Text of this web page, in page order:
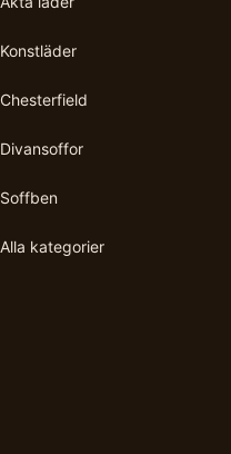
Konstläder
Chesterfield
Divansoffor
Soffben
Alla kategorier